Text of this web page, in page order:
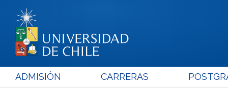
ADMISIÓN CARRERAS